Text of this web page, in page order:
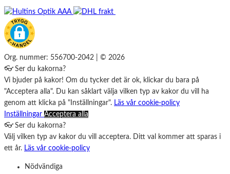
Org. nummer: 556700-2042 | © 2026
👓 Ser du kakorna?
Vi bjuder på kakor! Om du tycker det är ok, klickar du bara på
"Acceptera alla". Du kan såklart välja vilken typ av kakor du vill ha
genom att klicka på "Inställningar". Läs vår cookie-policy
Inställningar Acceptera alla
👓 Ser du kakorna?
Välj vilken typ av kakor du vill acceptera. Ditt val kommer att sparas i
ett år. Läs vår cookie-policy
Nödvändiga